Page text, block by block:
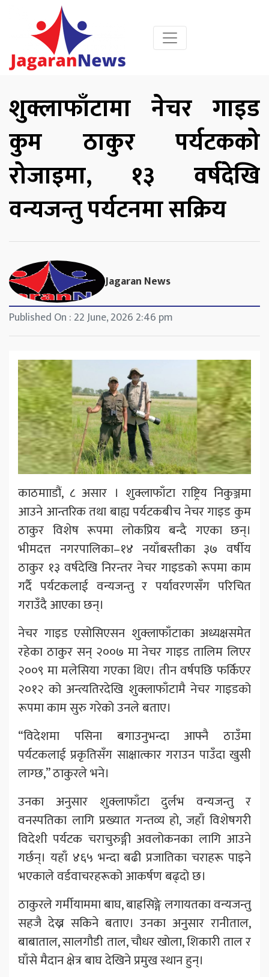
शुक्लाफाँटामा नेचर गाइड
कुम ठाकुर पर्यटकको
रोजाइमा, १३ वर्षदेखि
वन्यजन्तु पर्यटनमा सक्रिय
Jagaran News
Published On : 22 June, 2026 2:46 pm
काठमााडौं, ८ असार । शुक्लाफाँटा राष्ट्रिय निकुञ्जमा
आउने आन्तरिक तथा बाह्य पर्यटकबीच नेचर गाइड कुम
ठाकुर विशेष रूपमा लोकप्रिय बन्दै गएका छन्।
भीमदत्त नगरपालिका–१४ नयाँबस्तीका ३७ वर्षीय
ठाकुर १३ वर्षदेखि निरन्तर नेचर गाइडको रूपमा काम
गर्दै पर्यटकलाई वन्यजन्तु र पर्यावरणसँग परिचित
गराउँदै आएका छन्।
नेचर गाइड एसोसिएसन शुक्लाफाँटाका अध्यक्षसमेत
रहेका ठाकुर सन् २००७ मा नेचर गाइड तालिम लिएर
२००९ मा मलेसिया गएका थिए। तीन वर्षपछि फर्किएर
२०१२ को अन्त्यतिरदेखि शुक्लाफाँटामै नेचर गाइडको
रूपमा काम सुरु गरेको उनले बताए।
“विदेशमा पसिना बगाउनुभन्दा आफ्नै ठाउँमा
पर्यटकलाई प्रकृतिसँग साक्षात्कार गराउन पाउँदा खुसी
लाग्छ,” ठाकुरले भने।
उनका अनुसार शुक्लाफाँटा दुर्लभ वन्यजन्तु र
वनस्पतिका लागि प्रख्यात गन्तव्य हो, जहाँ विशेषगरी
विदेशी पर्यटक चराचुरुङ्गी अवलोकनका लागि आउने
गर्छन्। यहाँ ४६५ भन्दा बढी प्रजातिका चराहरू पाइने
भएकाले वर्डवाचरहरूको आकर्षण बढ्दो छ।
ठाकुरले गर्मीयाममा बाघ, बाह्रसिङ्गे लगायतका वन्यजन्तु
सहजै देख्न सकिने बताए। उनका अनुसार रानीताल,
बाबाताल, सालगौडी ताल, चौधर खोला, शिकारी ताल र
घाँसे मैदान क्षेत्र बाघ देखिने प्रमुख स्थान हुन्।